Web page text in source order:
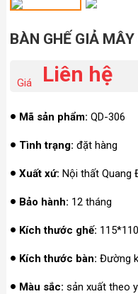
BÀN GHẾ GIẢ
Giá Liên hệ
Mã sản phẩm: QD-306
Tình trạng: đặt hàng
Xuất xứ: Nội thất Quang
Bảo hành: 12 tháng
Kích thước ghế:
Kích thước bàn: Đường
Màu sắc: sản xuất theo